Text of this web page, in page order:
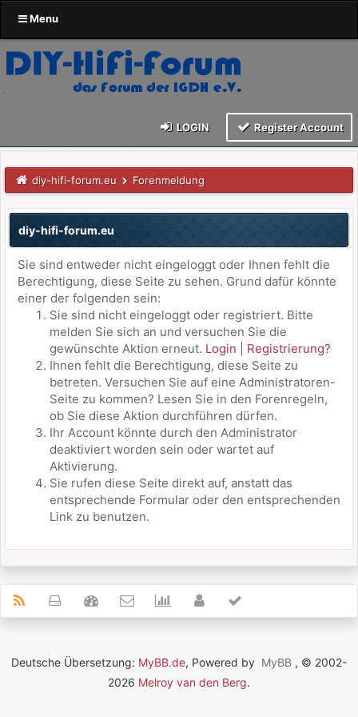
Menu
LOGIN Register Account
diy-hifi-forum.eu Forenmeldung
diy-hifi-forum.eu
Sie sind entweder nicht eingeloggt oder Ihnen fehlt die
Berechtigung, diese Seite zu sehen. Grund dafür könnte
einer der folgenden sein:
Sie sind nicht eingeloggt oder registriert. Bitte
melden Sie sich an und versuchen Sie die
gewünschte Aktion erneut. Login
Registrierung?
Ihnen fehlt die Berechtigung, diese Seite zu
betreten. Versuchen Sie auf eine Administratoren-
Seite zu kommen? Lesen Sie in den Forenregeln,
ob Sie diese Aktion durchführen dürfen.
Ihr Account könnte durch den Administrator
deaktiviert worden sein oder wartet auf
Aktivierung.
Sie rufen diese Seite direkt auf, anstatt das
entsprechende Formular oder den entsprechenden
Link zu benutzen.
Deutsche Übersetzung: MyBB.de, Powered by MyBB , © 2002-
2026 Melroy van den Berg.